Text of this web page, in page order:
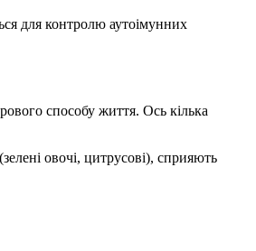
для контролю аутоімунних
способу життя. Ось кілька
овочі, цитрусові), сприяють